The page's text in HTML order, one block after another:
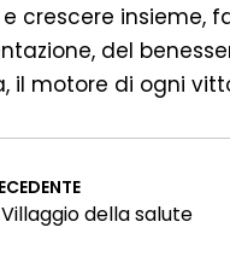
crescere insieme,
del
il motore di ogni
Villaggio della salute